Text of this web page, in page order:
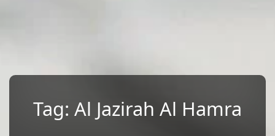
Tag: Al Jazirah Al Hamra